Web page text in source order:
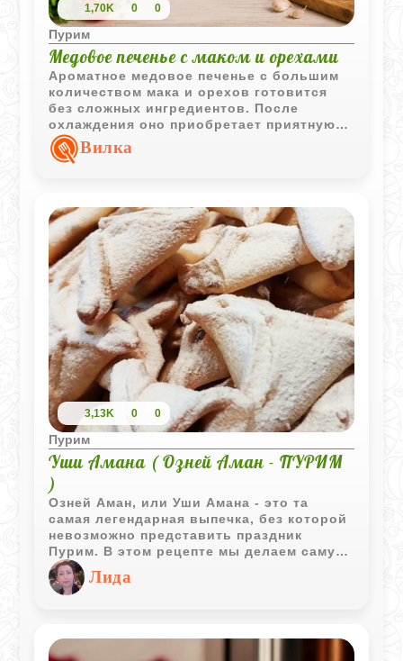
1,70K 0 0
Пурим
Медовое печенье с маком и орехами
Ароматное медовое печенье с большим
количеством мака и орехов готовится
без сложных ингредиентов. После
охлаждения оно приобретает приятную
плотную текстуру и насыщенный вкус с
легкими нотками корицы.
Вилка
3,13K 0 0
Пурим
Уши Амана ( Озней Аман - ПУРИМ
)
Озней Аман, или Уши Амана - это та
самая легендарная выпечка, без которой
невозможно представить праздник
Пурим. В этом рецепте мы делаем самую
классическую маковую начинку, которая
получается очень густой и ароматной за
счет меда и цитрусовой цедры. Само
невероятно нежным, рассыпчатым и с
Лида